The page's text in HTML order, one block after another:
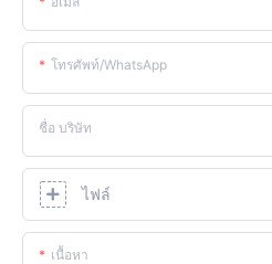
โทรศัพท์/WhatsApp
ชื่อ บริษัท
ไฟล์
เนื้อหา